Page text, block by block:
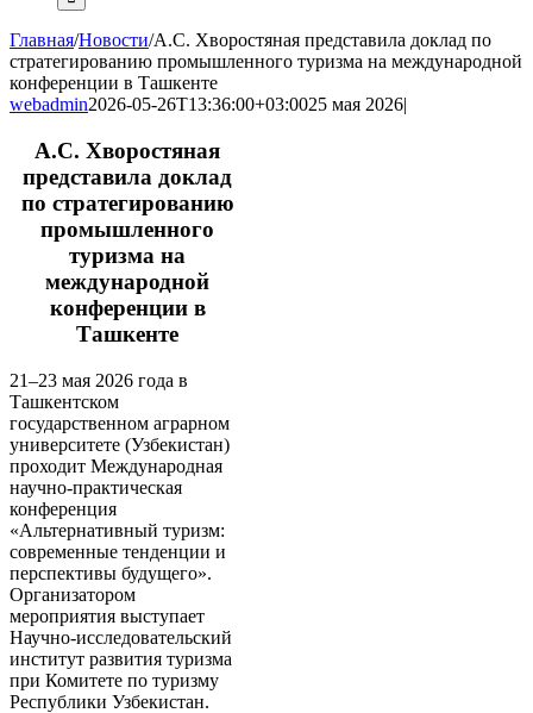
Главная/Новости/А.С. Хворостяная представила доклад по
стратегированию промышленного туризма на международной
конференции в Ташкенте
webadmin2026-05-26T13:36:00+03:0025 мая 2026|
А.С. Хворостяная
представила доклад
по стратегированию
промышленного
туризма на
международной
конференции в
Ташкенте
21–23 мая 2026 года в
Ташкентском
государственном аграрном
университете (Узбекистан)
проходит Международная
научно‑практическая
конференция
«Альтернативный туризм:
современные тенденции и
перспективы будущего».
Организатором
мероприятия выступает
Научно-исследовательский
институт развития туризма
при Комитете по туризму
Республики Узбекистан.